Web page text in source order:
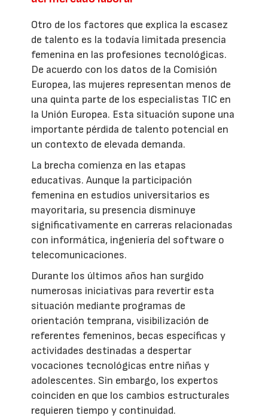
Otro de los factores que explica la escasez
de talento es la todavía limitada presencia
femenina en las profesiones tecnológicas.
De acuerdo con los datos de la Comisión
Europea, las mujeres representan menos de
una quinta parte de los especialistas TIC en
la Unión Europea. Esta situación supone una
importante pérdida de talento potencial en
un contexto de elevada demanda.
La brecha comienza en las etapas
educativas. Aunque la participación
femenina en estudios universitarios es
mayoritaria, su presencia disminuye
significativamente en carreras relacionadas
con informática, ingeniería del software o
telecomunicaciones.
Durante los últimos años han surgido
numerosas iniciativas para revertir esta
situación mediante programas de
orientación temprana, visibilización de
referentes femeninos, becas específicas y
actividades destinadas a despertar
vocaciones tecnológicas entre niñas y
adolescentes. Sin embargo, los expertos
coinciden en que los cambios estructurales
requieren tiempo y continuidad.